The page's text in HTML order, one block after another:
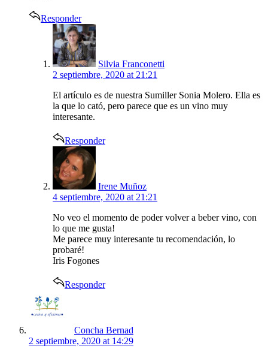
Responder
says:
Silvia Franconetti
2 septiembre, 2020 at 21:21
El artículo es de nuestra Sumiller Sonia Molero. Ella es
la que lo cató, pero parece que es un vino muy
interesante.
Responder
Irene Muñoz
4 septiembre, 2020 at 21:21
No veo el momento de poder volver a beber vino, con
lo que me gusta!
Me parece muy interesante tu recomendación, lo
probaré!
Iris Fogones
Responder
Concha Bernad
2 septiembre, 2020 at 14:29